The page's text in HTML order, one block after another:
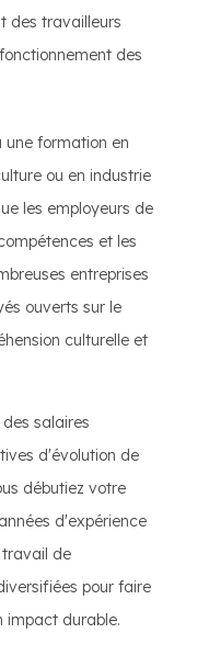
des travailleurs
des
une formation en
ou en industrie
les employeurs de
et les
entreprises
ouverts sur le
culturelle et
salaires
d'évolution de
débutiez votre
d'expérience
travail de
pour faire
impact durable.